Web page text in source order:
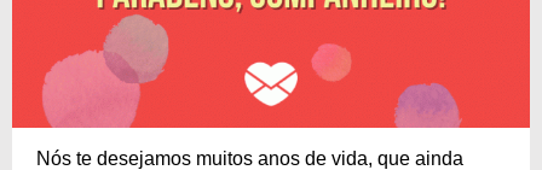
Nós te desejamos muitos anos de vida, que ainda